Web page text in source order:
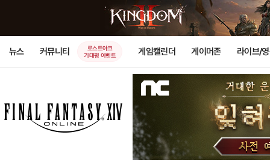
뉴스 커뮤니티
로스트아크
기대평 이벤트
게임캘린더 게이머존 라이브/